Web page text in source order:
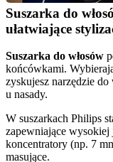
Suszarka do
ułatwiające
Suszarka do włosów
końcówkami.
zyskujesz narzędzie
W suszarkach Philips
zapewniające
koncentratory (np. 7